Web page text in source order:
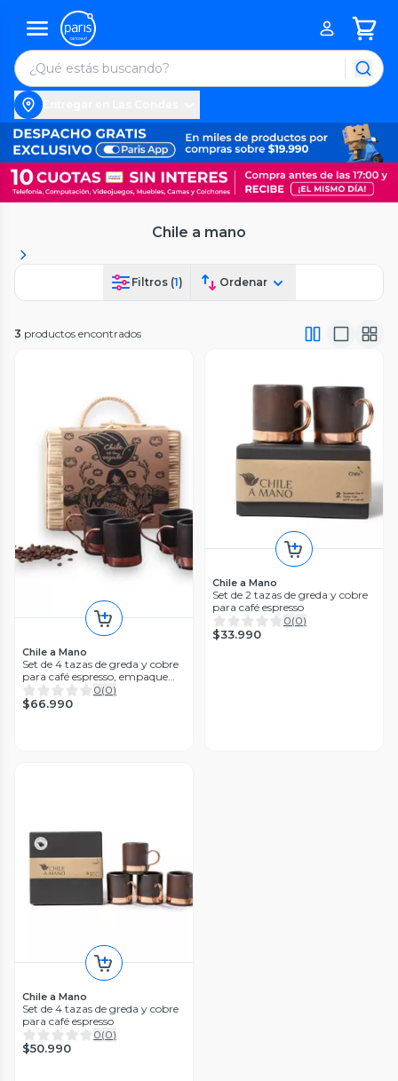
Chile a mano
Filtros (1) Ordenar
3 productos encontrados
Chile a Mano
Set de 4 tazas de greda y cobre
para café espresso, empaque
maeta de mimbre
0(0)
$66.990
Chile a Mano
Set de 2 tazas de greda y cobre
para café espresso
0(0)
$33.990
Chile a Mano
Set de 4 tazas de greda y cobre
para café espresso
0(0)
$50.990